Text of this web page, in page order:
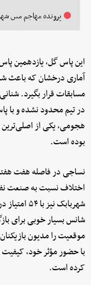
پرونده مهاجم مس
این پاس گل، یازدهمین
آماری درخشان که باعث
مسابقات قرار بگیرد.
در تیم محدود نشده و با
هجومی، یکی از
بوده است.
اختلاف نسبت به صنعت
شهربابک
شانس بسیار خوبی برای
موقعیت را مدیون
با حضور مؤثر خود،
کرده است.